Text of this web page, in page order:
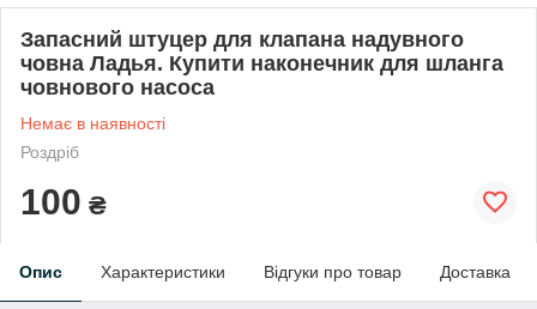
Запасний штуцер для клапана надувного
човна Ладья. Купити наконечник для шланга
човнового насоса
Немає в наявності
Роздріб
100 ₴
Опис Характеристики Відгуки про товар Доставка